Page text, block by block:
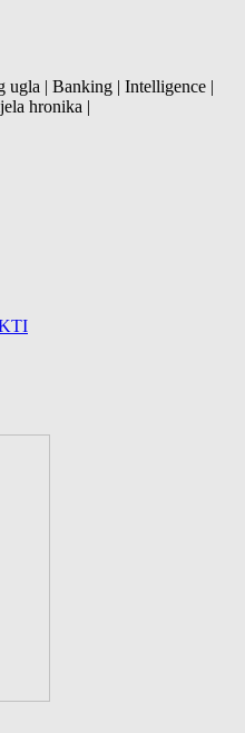
ugla | Banking | Intelligence |
hronika |